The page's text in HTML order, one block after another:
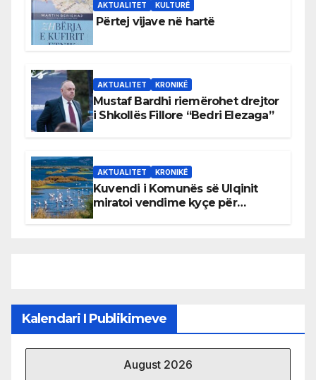
AKTUALITET KULTURË
Përtej vijave në hartë
AKTUALITET KRONIKË
Mustaf Bardhi riemërohet drejtor
i Shkollës Fillore “Bedri Elezaga”
AKTUALITET KRONIKË
Kuvendi i Komunës së Ulqinit
miratoi vendime kyçe për
Kalendari I Publikimeve
August 2026